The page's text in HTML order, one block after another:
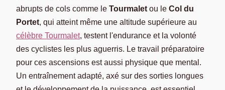
abrupts de cols comme le Tourmalet ou le Col du
Portet, qui atteint même une altitude supérieure au
célèbre Tourmalet, testent l'endurance et la volonté
des cyclistes les plus aguerris. Le travail préparatoire
pour ces ascensions est aussi physique que mental.
Un entraînement adapté, axé sur des sorties longues